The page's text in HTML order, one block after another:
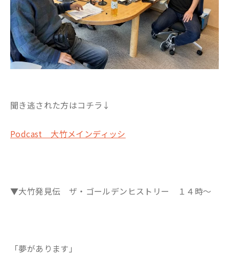
聞き逃された方はコチラ↓
Podcast 大竹メインディッシ
▼大竹発見伝 ザ・ゴールデンヒストリー １４時～
「夢があります」